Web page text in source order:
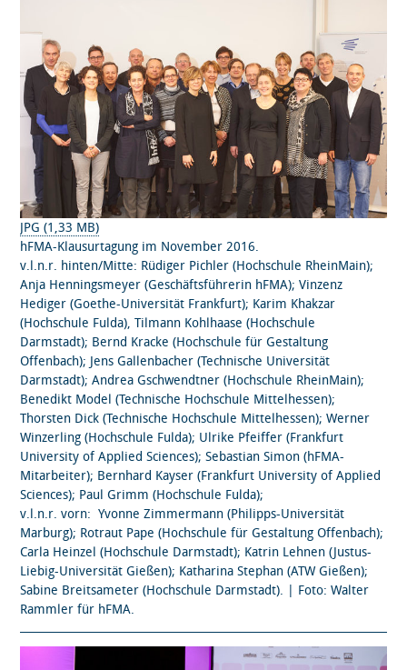
JPG (1,33 MB)
hFMA-Klausurtagung im November 2016.
v.l.n.r. hinten/Mitte: Rüdiger Pichler (Hochschule RheinMain);
Anja Henningsmeyer (Geschäftsführerin hFMA); Vinzenz
Hediger (Goethe-Universität Frankfurt); Karim Khakzar
(Hochschule Fulda), Tilmann Kohlhaase (Hochschule
Darmstadt); Bernd Kracke (Hochschule für Gestaltung
Offenbach); Jens Gallenbacher (Technische Universität
Darmstadt); Andrea Gschwendtner (Hochschule RheinMain);
Benedikt Model (Technische Hochschule Mittelhessen);
Thorsten Dick (Technische Hochschule Mittelhessen); Werner
Winzerling (Hochschule Fulda); Ulrike Pfeiffer (Frankfurt
University of Applied Sciences); Sebastian Simon (hFMA-
Mitarbeiter); Bernhard Kayser (Frankfurt University of Applied
Sciences); Paul Grimm (Hochschule Fulda);
v.l.n.r. vorn: Yvonne Zimmermann (Philipps-Universität
Marburg); Rotraut Pape (Hochschule für Gestaltung Offenbach);
Carla Heinzel (Hochschule Darmstadt); Katrin Lehnen (Justus-
Liebig-Universität Gießen); Katharina Stephan (ATW Gießen);
Sabine Breitsameter (Hochschule Darmstadt). | Foto: Walter
Rammler für hFMA.